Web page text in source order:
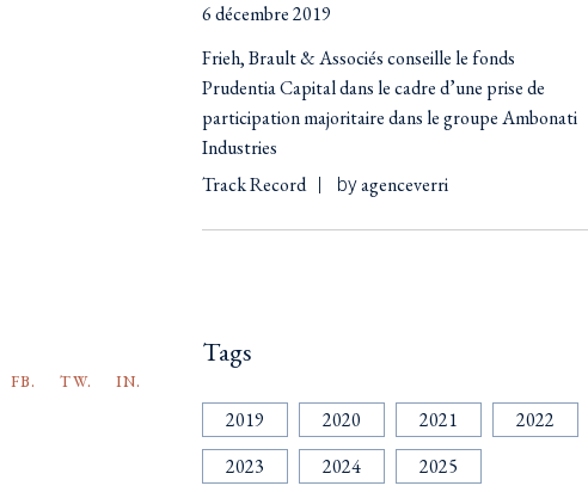
FB. TW. IN.
6 décembre 2019
Frieh, Brault & Associés conseille le fonds
Prudentia Capital dans le cadre d’une prise de
participation majoritaire dans le groupe Ambonati
Industries
Track Record
byagenceverri
Tags
2019 2020 2021
2022
2023
2024
2025